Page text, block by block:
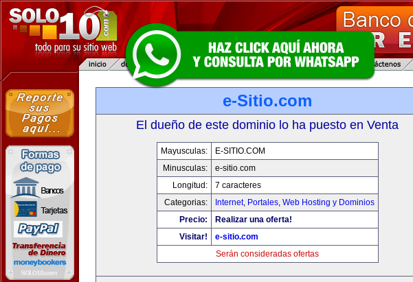
e-Sitio.com
El dueño de este dominio lo ha puesto en Venta
Mayusculas:
E-SITIO.COM
Minusculas:
e-sitio.com
Longitud:
7 caracteres
Categorias:
Internet, Portales, Web Hosting y Dominios
Precio:
Realizar una oferta!
Visitar!
e-sitio.com
Serán consideradas ofertas